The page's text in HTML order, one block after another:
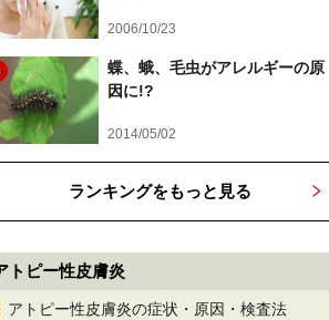
2006/10/23
蝶、蛾、毛虫がアレルギーの原
因に!?
2014/05/02
ランキングをもっと見る
トピー性皮膚炎
アトピー性皮膚炎の症状・原因・検査法